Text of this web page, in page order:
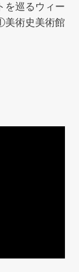
を巡るウィー
美術史美術館